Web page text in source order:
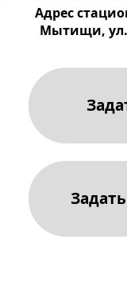
Адрес
Мытищи, ул.